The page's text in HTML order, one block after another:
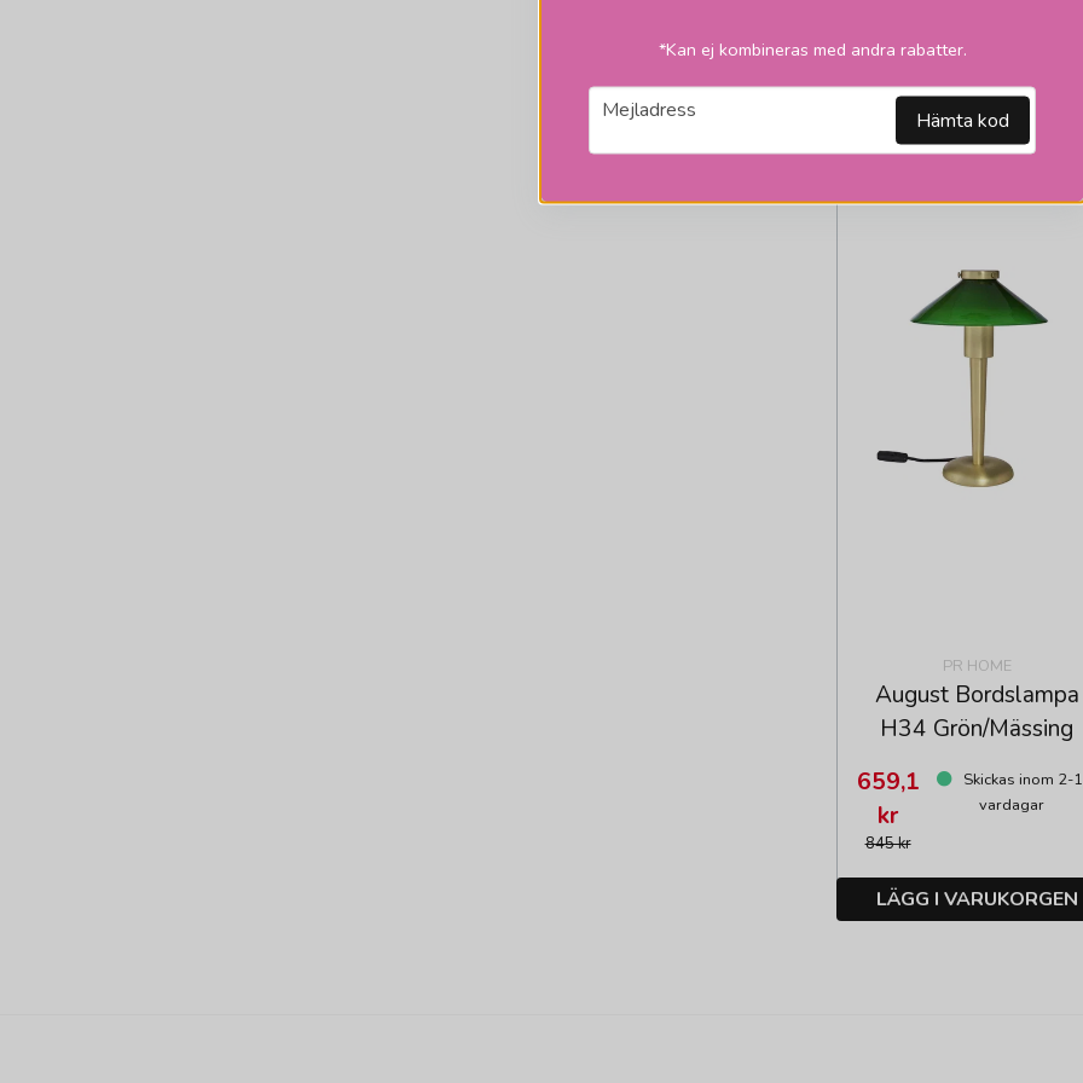
PR HOME
August Bordslampa
H34 Grön/Mässing
845 kr
659,1
kr
Skickas inom 2-
vardagar
LÄGG I VARUKORGEN
*Kan ej kombineras med andra rabatter.
email
Mejladress Hämta kod